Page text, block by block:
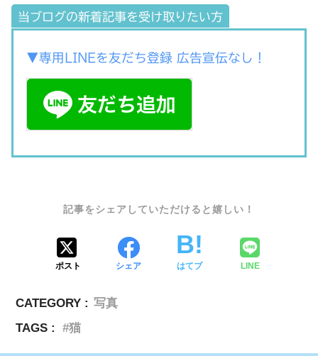
当ブログの新着記事を受け取りたい方
▼専用LINEを友だち登録 広告宣伝なし！
ポスト シェア はてブ LINE
CATEGORY : 写真
TAGS :
猫